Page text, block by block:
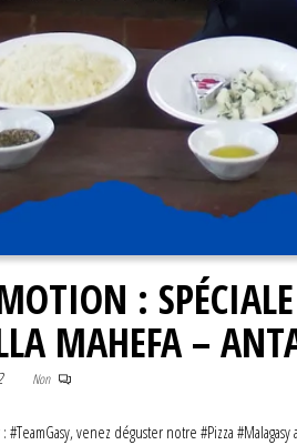
:
MAHEFA –
Non
: #TeamGasy, venez déguster notre #Pizza